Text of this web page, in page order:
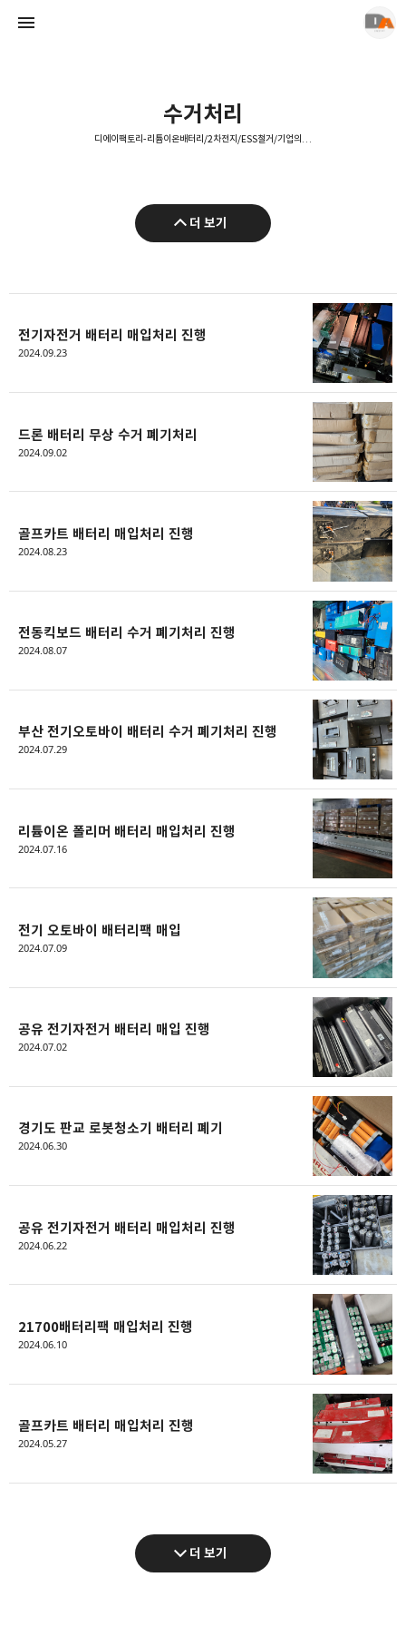
수거처리
디에이팩토리-리튬이온배터리/2차전지/ESS철거/기업의불용재고 매입,폐기
더 보기
전기자전거 배터리 매입처리 진행
2024.09.23
드론 배터리 무상 수거 폐기처리
2024.09.02
골프카트 배터리 매입처리 진행
2024.08.23
전동킥보드 배터리 수거 폐기처리 진행
2024.08.07
부산 전기오토바이 배터리 수거 폐기처리 진행
2024.07.29
리튬이온 폴리머 배터리 매입처리 진행
2024.07.16
전기 오토바이 배터리팩 매입
2024.07.09
공유 전기자전거 배터리 매입 진행
2024.07.02
경기도 판교 로봇청소기 배터리 폐기
2024.06.30
공유 전기자전거 배터리 매입처리 진행
2024.06.22
21700배터리팩 매입처리 진행
2024.06.10
골프카트 배터리 매입처리 진행
2024.05.27
더 보기
DA-FACTORY